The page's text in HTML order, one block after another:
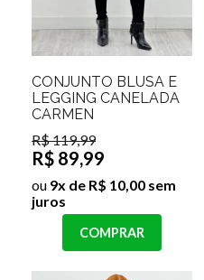
CONJUNTO BLUSA E
LEGGING CANELADA
CARMEN
R$ 119,99
R$ 89,99
ou 9x de R$ 10,00 sem
juros
COMPRAR